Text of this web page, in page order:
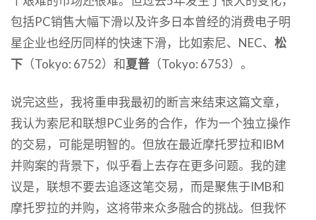
包括PC销售大幅下滑以及许多日本曾经的消费电子明
星企业也经历同样的快速下滑，比如索尼、NEC、 松
下 （Tokyo: 6752）和夏普 （Tokyo: 6753）。
说完这些，我将重申我最初的断言来结束这篇文章，
我认为索尼和联想PC业务的合作，作为一个独立操作
的交易，可能是明智的。但放在最近摩托罗拉和IBM
并购案的背景下，似乎看上去存在更多问题。我的建
议是，联想不要去追逐这笔交易，而是聚焦于IMB和
摩托罗拉的并购，这将带来众多融合的挑战。但我怀